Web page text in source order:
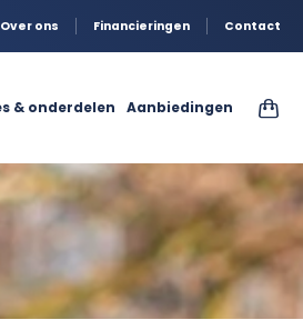
Over ons Financieringen Contact
& onderdelen Aanbiedingen